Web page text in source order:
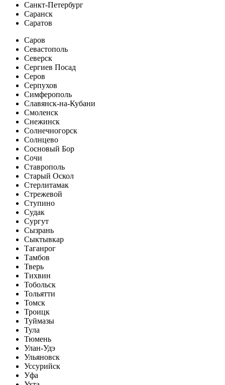
Санкт-Петербург
Саранск
Саратов
Саров
Севастополь
Северск
Сергиев Посад
Серов
Серпухов
Симферополь
Славянск-на-Кубани
Смоленск
Снежинск
Солнечногорск
Солнцево
Сосновый Бор
Сочи
Ставрополь
Старый Оскол
Стерлитамак
Стрежевой
Ступино
Судак
Сургут
Сызрань
Сыктывкар
Таганрог
Тамбов
Тверь
Тихвин
Тобольск
Тольятти
Томск
Троицк
Туймазы
Тула
Тюмень
Улан-Удэ
Ульяновск
Уссурийск
Уфа